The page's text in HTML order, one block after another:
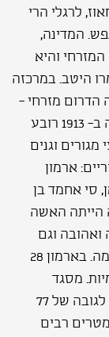
לרגלי הרי
מונה 2 מיליון נפש. המדינה,
והיא
היטב. במרכזה
הדרום מזרחי -
המלאח היהודי. ממערב לעיר העתיקה נבנה ב- 1913 רובע
מגורים וגנים
ארמון
סי אחמד בן
בשנת 1894. בהייה הייתה האשה
ואהובה וגם
העניקה לו בן בכור, ולכן קרא לארמון על שמה. בארמון 28
מסגד
הכותובייה - מסגד ומינרט (צריח) המתנשא לגובה של 77
רבים